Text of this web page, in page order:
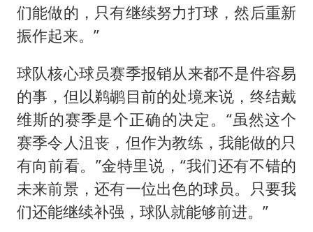
们能做的，只有继续努力打球，然后重新
振作起来。”
球队核心球员赛季报销从来都不是件容易
的事，但以鹈鹕目前的处境来说，终结戴
维斯的赛季是个正确的决定。“虽然这个
赛季令人沮丧，但作为教练，我能做的只
有向前看。”金特里说，“我们还有不错的
未来前景，还有一位出色的球员。只要我
们还能继续补强，球队就能够前进。”